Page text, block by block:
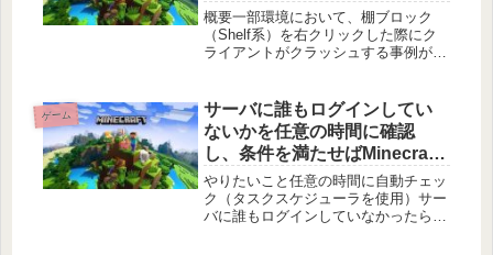
の紹介
概要一部環境において、棚ブロック
（Shelf系）を右クリックした際にク
ライアントがクラッシュする事例が報
差分 等）である可能性があり一概に
特定できませんが、サーバ
ゲーム
サーバに誰もログインしてい
ないかを任意の時間に確認
し、条件を満たせばMinecraft
サーバを自動再起動する
PowerShellスクリプトの紹介
やりたいこと任意の時間に自動チェッ
ク（タスクスケジューラを使用）サー
バに誰もログインしていなかったら